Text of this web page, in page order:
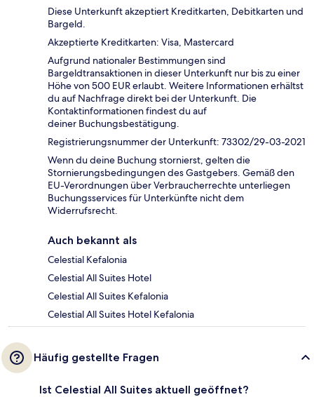
Diese Unterkunft akzeptiert Kreditkarten, Debitkarten und
Bargeld.
Akzeptierte Kreditkarten: Visa, Mastercard
Aufgrund nationaler Bestimmungen sind
Bargeldtransaktionen in dieser Unterkunft nur bis zu einer
Höhe von 500 EUR erlaubt. Weitere Informationen erhältst
du auf Nachfrage direkt bei der Unterkunft. Die
Kontaktinformationen findest du auf
deiner Buchungsbestätigung.
Registrierungsnummer der Unterkunft: 73302/29-03-2021
Wenn du deine Buchung stornierst, gelten die
Stornierungsbedingungen des Gastgebers. Gemäß den
EU-Verordnungen über Verbraucherrechte unterliegen
Buchungsservices für Unterkünfte nicht dem
Widerrufsrecht.
Auch bekannt als
Celestial Kefalonia
Celestial All Suites Hotel
Celestial All Suites Kefalonia
Celestial All Suites Hotel Kefalonia
Häufig gestellte Fragen
Ist Celestial All Suites aktuell geöffnet?